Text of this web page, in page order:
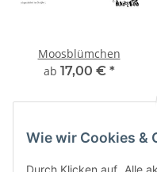
Moosblümchen
ab 17,00 € *
Wie wir Cookies &